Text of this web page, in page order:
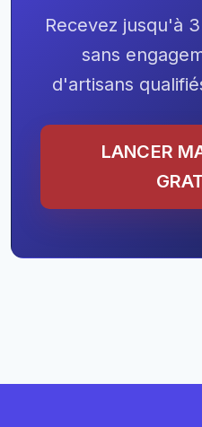
Recevez jusqu'à
sans
d'artisans
LANCER